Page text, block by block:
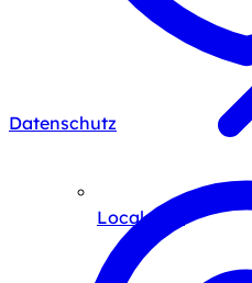
Local SEO
Datenschutz